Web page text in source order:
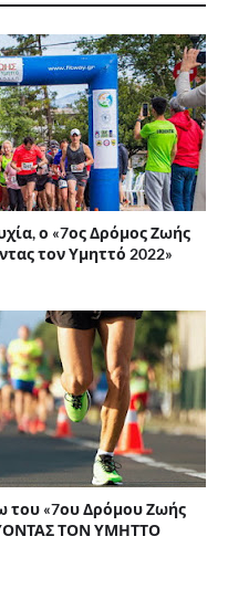
ο «7ος Δρόμος Ζωής
τον Υμηττό 2022»
του «7ου Δρόμου Ζωής
ΤΟΝ ΥΜΗΤΤΟ